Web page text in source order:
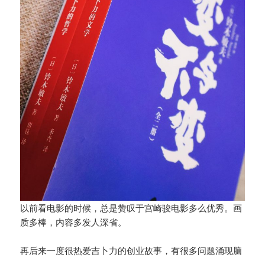
以前看电影的时候，总是赞叹于宫崎骏电影多么优秀。画
质多棒，内容多发人深省。
再后来一度很热爱吉卜力的创业故事，有很多问题涌现脑